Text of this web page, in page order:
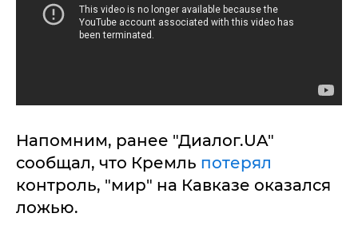
Напомним, ранее "Диалог.UA"
сообщал, что Кремль потерял
контроль, "мир" на Кавказе оказался
ложью.